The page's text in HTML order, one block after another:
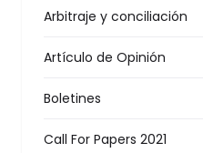
Arbitraje y conciliación
Artículo de Opinión
Boletines
Call For Papers 2021